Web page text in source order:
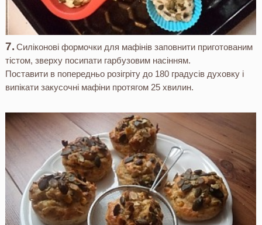
Силіконові формочки для мафінів заповнити приготованим
тістом, зверху посипати гарбузовим насінням.
Поставити в попередньо розігріту до 180 градусів духовку і
випікати закусочні мафіни протягом 25 хвилин.